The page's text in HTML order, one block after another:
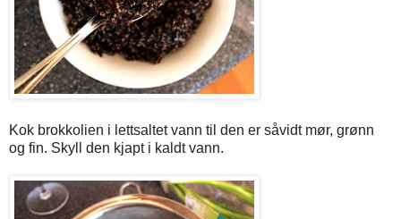
Kok brokkolien i lettsaltet vann til den er såvidt mør, grønn
og fin. Skyll den kjapt i kaldt vann.